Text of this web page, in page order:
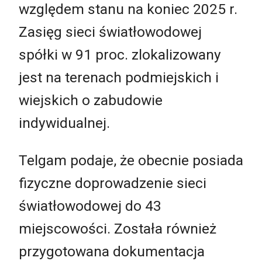
względem stanu na koniec 2025 r.
Zasięg sieci światłowodowej
spółki w 91 proc. zlokalizowany
jest na terenach podmiejskich i
wiejskich o zabudowie
indywidualnej.
Telgam podaje, że obecnie posiada
fizyczne doprowadzenie sieci
światłowodowej do 43
miejscowości. Została również
przygotowana dokumentacja